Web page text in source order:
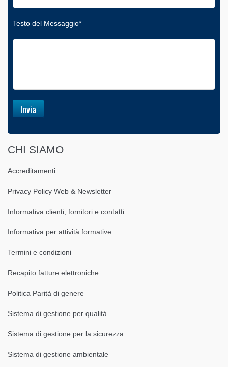
Testo del Messaggio*
CHI SIAMO
Accreditamenti
Privacy Policy Web & Newsletter
Informativa clienti, fornitori e contatti
Informativa per attività formative
Termini e condizioni
Recapito fatture elettroniche
Politica Parità di genere
Sistema di gestione per qualità
Sistema di gestione per la sicurezza
Sistema di gestione ambientale